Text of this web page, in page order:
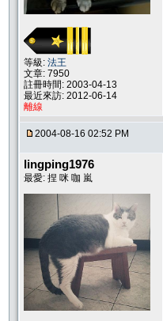
等級: 法王
文章: 7950
註冊時間: 2003-04-13
最近來訪: 2012-06-14
離線
2004-08-16 02:52 PM
lingping1976
最愛: 捏 咪 咖 嵐